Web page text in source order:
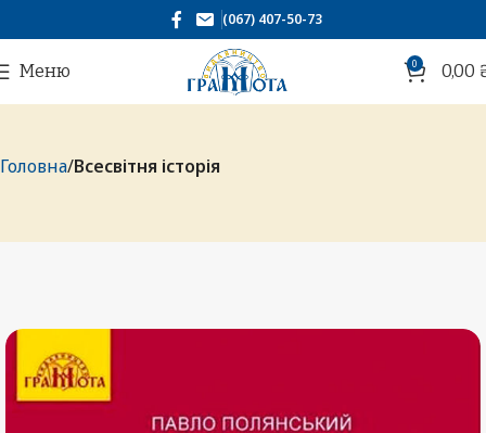
(067) 407-50-73
Меню 0 0,00
Головна Всесвітня історія